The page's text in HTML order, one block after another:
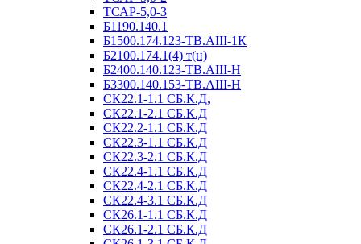
ТСАР-5,0-3
Б1190.140.1
Б1500.174.123-ТВ.АIII-1К
Б2100.174.1(4) т(н)
Б2400.140.123-ТВ.АIII-Н
Б3300.140.153-ТВ.АIII-Н
СК22.1-1.1 СБ.К.Д,
СК22.1-2.1 СБ.К.Д
СК22.2-1.1 СБ.К.Д
СК22.3-1.1 СБ.К.Д
СК22.3-2.1 СБ.К.Д
СК22.4-1.1 СБ.К.Д
СК22.4-2.1 СБ.К.Д
СК22.4-3.1 СБ.К.Д
СК26.1-1.1 СБ.К.Д
СК26.1-2.1 СБ.К.Д